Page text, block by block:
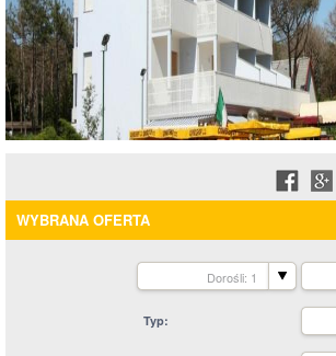
WYBRANA OFERTA
Dorośli: 1
Typ